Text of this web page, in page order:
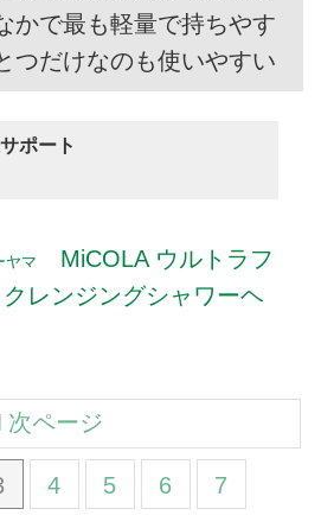
かで最も軽量で持ちやす
つだけなのも使いやすい
ポート
ヤマ
MiCOLA ウルトラフ
レンジングシャワーヘ
4 5 6 7
次ページ